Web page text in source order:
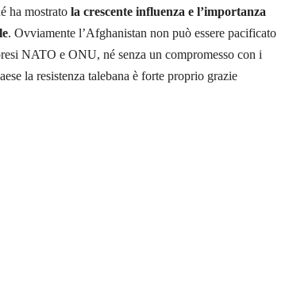
ha mostrato la crescente influenza e l’importanza
. Ovviamente l’Afghanistan non può essere pacificato
NATO e ONU, né senza un compromesso con i
la resistenza talebana è forte proprio grazie